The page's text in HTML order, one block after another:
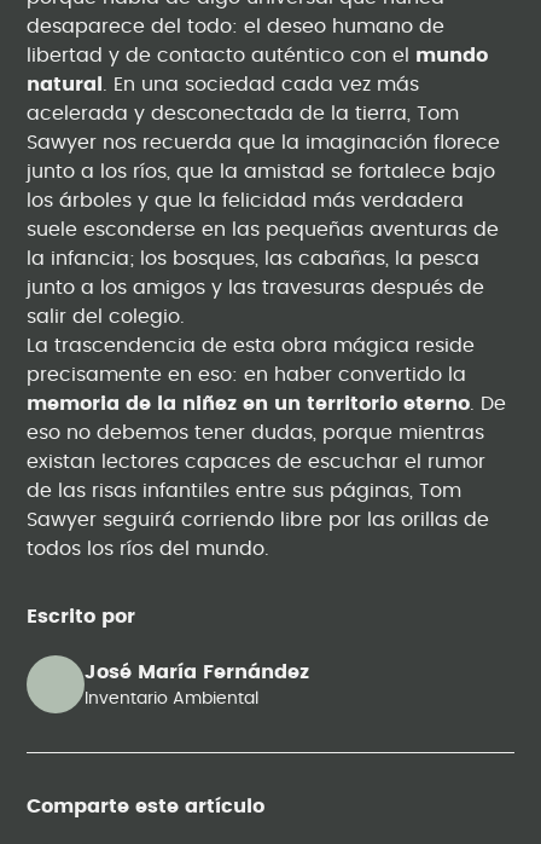
Escrito por
José María Fernández
Inventario Ambiental
Comparte este artículo
desaparece del todo: el deseo humano de
libertad y de contacto auténtico con el mundo
natural
. En una sociedad cada vez más
acelerada y desconectada de la tierra, Tom
Sawyer nos recuerda que la imaginación florece
junto a los ríos, que la amistad se fortalece bajo
los árboles y que la felicidad más verdadera
suele esconderse en las pequeñas aventuras de
la infancia; los bosques, las cabañas, la pesca
junto a los amigos y las travesuras después de
salir del colegio.
La trascendencia de esta obra mágica reside
precisamente en eso: en haber convertido la
memoria de la niñez en un territorio eterno . De
eso no debemos tener dudas, porque mientras
existan lectores capaces de escuchar el rumor
de las risas infantiles entre sus páginas, Tom
Sawyer seguirá corriendo libre por las orillas de
todos los ríos del mundo.